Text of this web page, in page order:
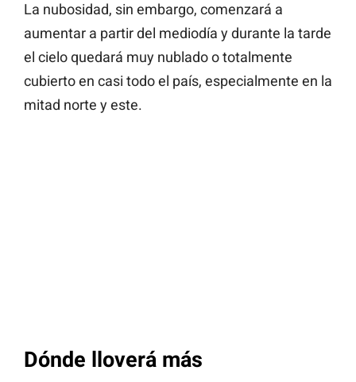
La nubosidad, sin embargo, comenzará a
aumentar a partir del mediodía y durante la tarde
el cielo quedará muy nublado o totalmente
cubierto en casi todo el país, especialmente en la
mitad norte y este.
Dónde lloverá más